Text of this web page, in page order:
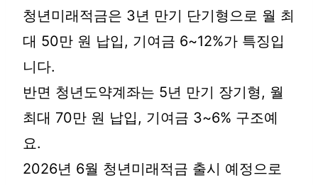
청년미래적금은 3년 만기 단기형으로 월 최
대 50만 원 납입, 기여금 6~12%가 특징입
니다.
반면 청년도약계좌는 5년 만기 장기형, 월
최대 70만 원 납입, 기여금 3~6% 구조예
요.
2026년 6월 청년미래적금 출시 예정으로